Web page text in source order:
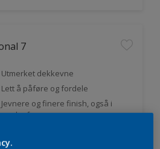
7
Utmerket dekkevne
Lett å påføre og fordele
Jevnere og finere finish, også i
mørke farger